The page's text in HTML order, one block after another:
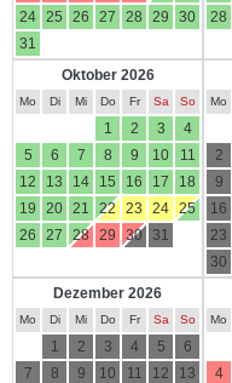
24 25 26 27 28 29
30
31
28
Oktober 2026
Mo Di Mi Do Fr Sa So
1 2 3
4
5
6 7 8 9 10
11
12
13 14 15 16 17
18
19
20 21 22 23 24 25
26
27 28 29 30 31
Mo
2
9
16
23
30
Dezember 2026
Mo Di Mi Do Fr Sa So
1 2 3 4 5
6
7
8 9 10 11 12
13
Mo
4